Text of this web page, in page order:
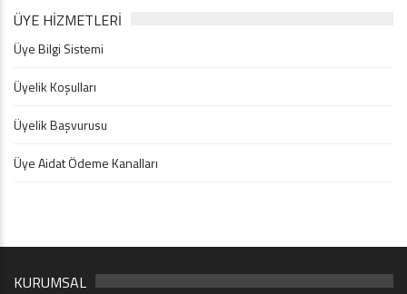
ÜYE HİZMETLERİ
Üye Bilgi Sistemi
Üyelik Koşulları
Üyelik Başvurusu
Üye Aidat Ödeme Kanalları
KURUMSAL